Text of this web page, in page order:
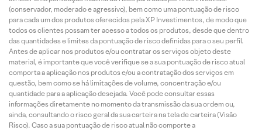
(conservador, moderado e agressivo), bem como uma pontuação de risco
para cada um dos produtos oferecidos pela XP Investimentos, de modo que
todos os clientes possam ter acesso a todos os produtos, desde que dentro
das quantidades e limites da pontuação de risco definidas para o seu perfil.
Antes de aplicar nos produtos e/ou contratar os serviços objeto deste
material, é importante que você verifique se a sua pontuação de risco atual
comporta a aplicação nos produtos e/ou a contratação dos serviços em
questão, bem como se há limitações de volume, concentração e/ou
quantidade para a aplicação desejada. Você pode consultar essas
informações diretamente no momento da transmissão da sua ordem ou,
ainda, consultando o risco geral da sua carteira na tela de carteira (Visão
Risco). Caso a sua pontuação de risco atual não comporte a